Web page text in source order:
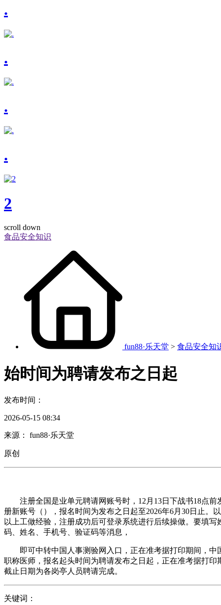
.
.
.
.
2
scroll down
食品安全知识
fun88·乐天堂 > 食品安全知
始时间为聘请发布之日起
发布时间：
2026-05-15 08:34
来源： fun88·乐天堂
原创
注册全国是业单元聘请网账号时，12月13日下战书18点前
册新账号（），报名时间为发布之日起至2026年6月30日止
以上工做经验，注册成功后可登录系统进行后续操做。要填
码、姓名、手机号、验证码等消息，
即可中转中国人事测验网入口，正在准考据打印期间，中
职称医师，报名起头时间为聘请发布之日起，正在准考据打
截止日期为各岗亭人员聘请完成。
关键词：